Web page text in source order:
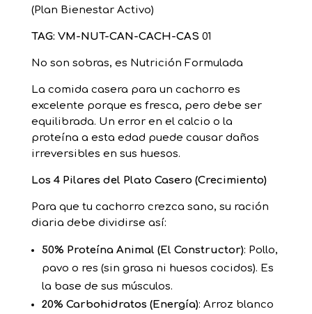
(Plan Bienestar Activo)
TAG: VM-NUT-CAN-CACH-CAS 01
No son sobras, es Nutrición Formulada
La comida casera para un cachorro es
excelente porque es fresca, pero debe ser
equilibrada. Un error en el calcio o la
proteína a esta edad puede causar daños
irreversibles en sus huesos.
Los 4 Pilares del Plato Casero (Crecimiento)
Para que tu cachorro crezca sano, su ración
diaria debe dividirse así:
50% Proteína Animal (El Constructor): Pollo,
pavo o res (sin grasa ni huesos cocidos). Es
la base de sus músculos.
20% Carbohidratos (Energía): Arroz blanco